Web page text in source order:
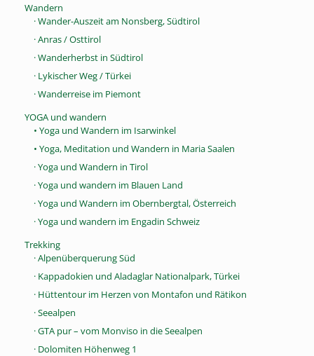
Wandern
· Wander-Auszeit am Nonsberg, Südtirol
· Anras / Osttirol
· Wanderherbst in Südtirol
· Lykischer Weg / Türkei
· Wanderreise im Piemont
YOGA und wandern
• Yoga und Wandern im Isarwinkel
• Yoga, Meditation und Wandern in Maria Saalen
· Yoga und Wandern in Tirol
· Yoga und wandern im Blauen Land
· Yoga und Wandern im Obernbergtal, Österreich
· Yoga und wandern im Engadin Schweiz
Trekking
· Alpenüberquerung Süd
· Kappadokien und Aladaglar Nationalpark, Türkei
· Hüttentour im Herzen von Montafon und Rätikon
· Seealpen
· GTA pur – vom Monviso in die Seealpen
· Dolomiten Höhenweg 1